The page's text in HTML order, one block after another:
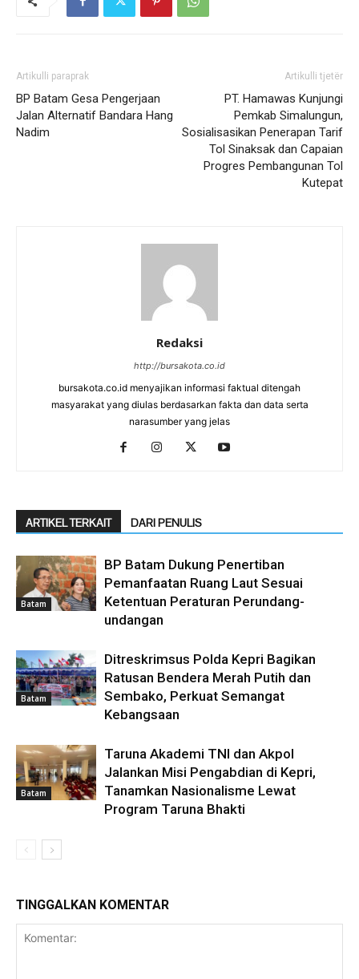
Artikulli paraprak
BP Batam Gesa Pengerjaan
Jalan Alternatif Bandara Hang
Nadim
Artikulli tjetër
PT. Hamawas Kunjungi
Pemkab Simalungun,
Sosialisasikan Penerapan Tarif
Tol Sinaksak dan Capaian
Progres Pembangunan Tol
Kutepat
Redaksi
http://bursakota.co.id
bursakota.co.id menyajikan informasi faktual ditengah
masyarakat yang diulas berdasarkan fakta dan data serta
narasumber yang jelas
ARTIKEL TERKAIT DARI PENULIS
Batam
BP Batam Dukung Penertiban
Pemanfaatan Ruang Laut Sesuai
Ketentuan Peraturan Perundang-
undangan
Batam
Ditreskrimsus Polda Kepri Bagikan
Ratusan Bendera Merah Putih dan
Sembako, Perkuat Semangat
Kebangsaan
Batam
Taruna Akademi TNI dan Akpol
Jalankan Misi Pengabdian di Kepri,
Tanamkan Nasionalisme Lewat
Program Taruna Bhakti
TINGGALKAN KOMENTAR